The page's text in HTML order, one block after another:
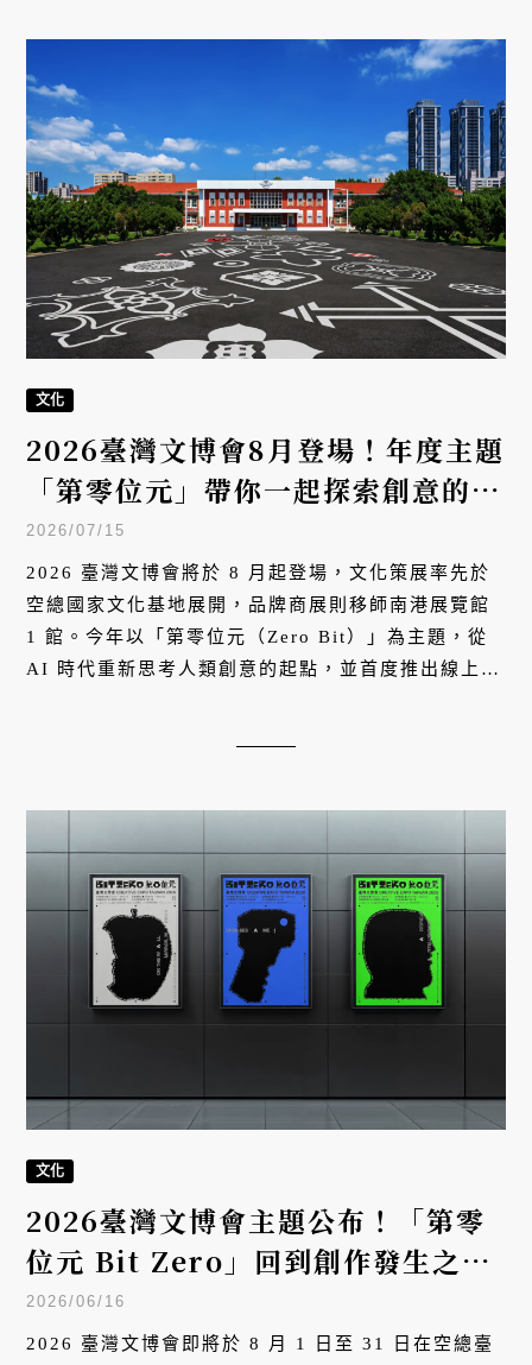
文化
2026臺灣文博會8月登場！年度主題
「第零位元」帶你一起探索創意的起
點
2026/07/15
2026 臺灣文博會將於 8 月起登場，文化策展率先於
空總國家文化基地展開，品牌商展則移師南港展覽館
1 館。今年以「第零位元（Zero Bit）」為主題，從
AI 時代重新思考人類創意的起點，並首度推出線上預
文化
2026臺灣文博會主題公布！「第零
位元 Bit Zero」回到創作發生之
前，究方社、外也企画操刀全新主視
覺
2026/06/16
2026 臺灣文博會即將於 8 月 1 日至 31 日在空總臺